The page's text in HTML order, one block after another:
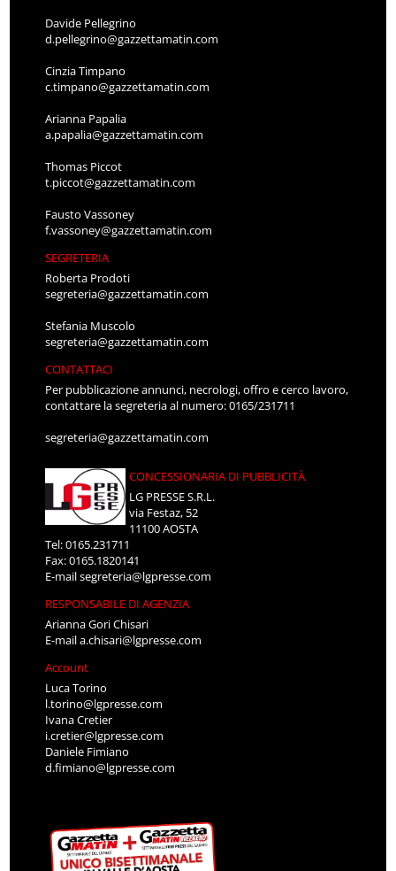
Davide Pellegrino
d.pellegrino@gazzettamatin.com
Cinzia Timpano
c.timpano@gazzettamatin.com
Arianna Papalia
a.papalia@gazzettamatin.com
Thomas Piccot
t.piccot@gazzettamatin.com
Fausto Vassoney
f.vassoney@gazzettamatin.com
SEGRETERIA
Roberta Prodoti
segreteria@gazzettamatin.com
Stefania Muscolo
segreteria@gazzettamatin.com
CONTATTACI
Per pubblicazione annunci, necrologi, offro e cerco lavoro,
contattare la segreteria al numero: 0165/231711
segreteria@gazzettamatin.com
CONCESSIONARIA DI PUBBLICITÀ
LG PRESSE S.R.L.
via Festaz, 52
11100 AOSTA
Tel: 0165.231711
Fax: 0165.1820141
E-mailsegreteria@lgpresse.com
RESPONSABILE DI AGENZIA
Arianna Gori Chisari
E-maila.chisari@lgpresse.com
Account
Luca Torino
l.torino@lgpresse.com
Ivana Cretier
i.cretier@lgpresse.com
Daniele Fimiano
d.fimiano@lgpresse.com